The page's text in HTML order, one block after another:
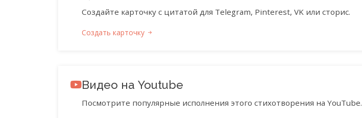
Создайте карточку с цитатой для Telegram, Pinterest, VK или сторис.
Создать карточку
Видео на Youtube
Посмотрите популярные исполнения этого стихотворения на YouTube.